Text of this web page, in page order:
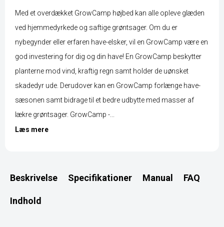
Med et overdækket GrowCamp højbed kan alle opleve glæden
ved hjemmedyrkede og saftige grøntsager. Om du er
nybegynder eller erfaren have-elsker, vil en GrowCamp være en
god investering for dig og din have! En GrowCamp beskytter
planterne mod vind, kraftig regn samt holder de uønsket
skadedyr ude. Derudover kan en GrowCamp forlænge have-
sæsonen samt bidrage til et bedre udbytte med masser af
lækre grøntsager. GrowCamp -...
Læs mere
Beskrivelse Specifikationer Manual FAQ
Indhold